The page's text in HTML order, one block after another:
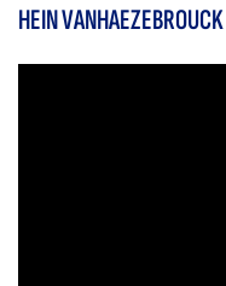
HEIN VANHAEZEBROUCK